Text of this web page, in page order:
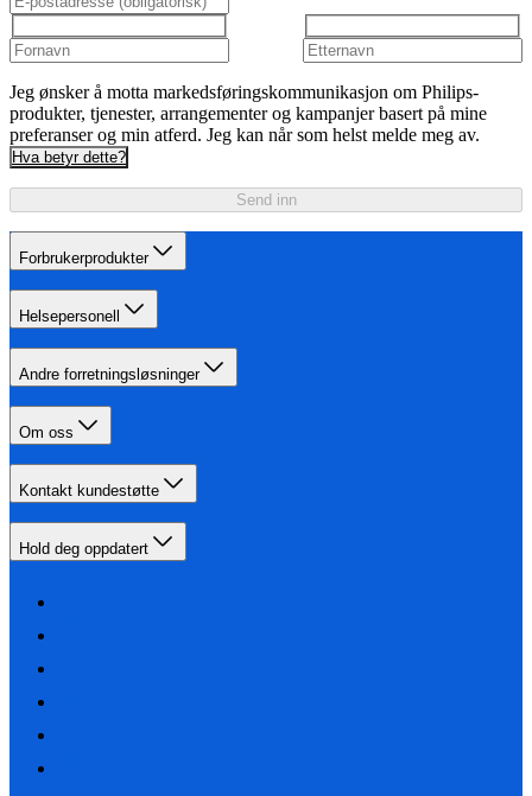
Jeg ønsker å motta markedsføringskommunikasjon om Philips-
produkter, tjenester, arrangementer og kampanjer basert på mine
preferanser og min atferd. Jeg kan når som helst melde meg av.
Hva betyr dette?
Send inn
Forbrukerprodukter
Helsepersonell
Andre forretningsløsninger
Om oss
Kontakt kundestøtte
Hold deg oppdatert